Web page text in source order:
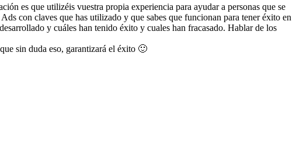
es que utilizéis vuestra propia experiencia para ayudar a personas que se
con claves que has utilizado y que sabes que funcionan para tener éxito en
y cuáles han tenido éxito y cuales han fracasado. Hablar de los
sin duda eso, garantizará el éxito 🙂